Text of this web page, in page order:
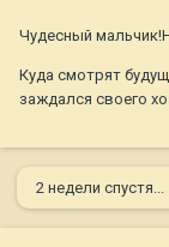
Чудесный
Куда смотрят
заждался своего
2 недели спустя...